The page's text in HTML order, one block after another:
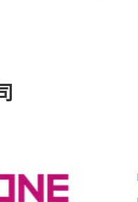
ONE Line